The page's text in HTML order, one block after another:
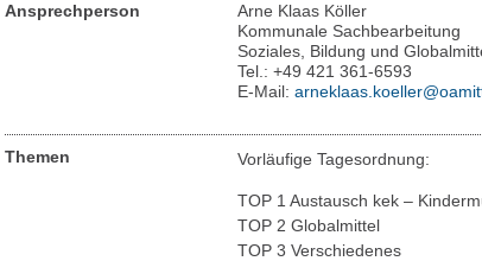
Ansprechperson
Arne Klaas Köller
Kommunale Sachbearbeitung
Soziales, Bildung und
Tel.: +49 421 361-6593
E-Mail:
Themen Vorläufige Tagesordnung:
TOP 1 Austausch kek –
TOP 2 Globalmittel
TOP 3 Verschiedenes